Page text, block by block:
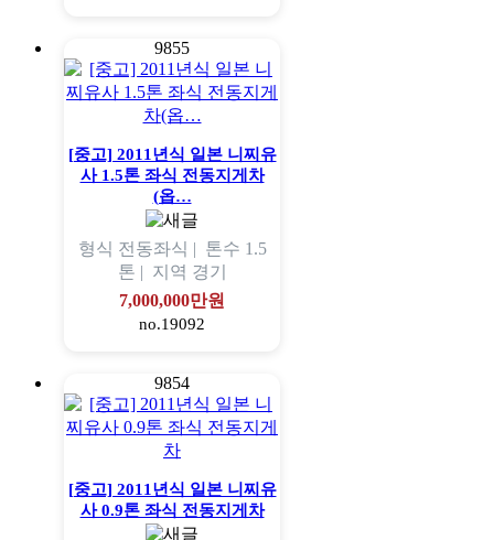
9855
[중고] 2011년식 일본 니찌유
사 1.5톤 좌식 전동지게차
(옵…
형식 전동좌식 | 톤수 1.5
톤 | 지역 경기
7,000,000만원
no.19092
9854
[중고] 2011년식 일본 니찌유
사 0.9톤 좌식 전동지게차